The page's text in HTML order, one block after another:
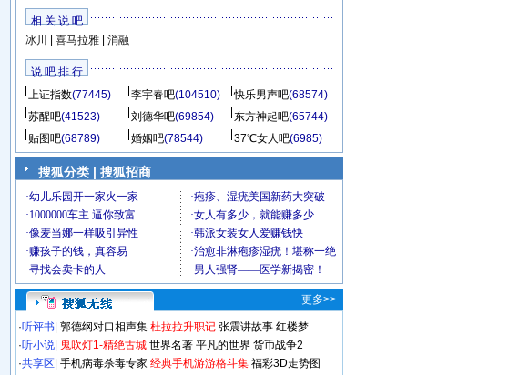
相 关 说 吧
冰川
喜马拉雅| 消融
说 吧 排 行
上证指数(77445) 李宇春吧(104510) 快乐男声吧(68574)
苏醒吧(41523) 刘德华吧(69854) 东方神起吧(65744)
贴图吧(68789) 婚姻吧(78544) 37℃女人吧(6985)
搜狐分类 | 搜狐招商
更多>>
·听评书 郭德纲对口相声集 杜拉拉升职记 张震讲故事 红楼梦
·听小说 鬼吹灯1-精绝古城 世界名著 平凡的世界 货币战争2
·共享区 手机病毒杀毒专家 经典手机游游格斗集 福彩3D走势图